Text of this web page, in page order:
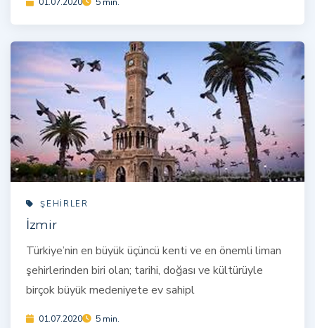
ŞEHIRLER
İzmir
Türkiye’nin en büyük üçüncü kenti ve en önemli liman
şehirlerinden biri olan; tarihi, doğası ve kültürüyle
birçok büyük medeniyete ev sahipl
01.07.2020 5 min.